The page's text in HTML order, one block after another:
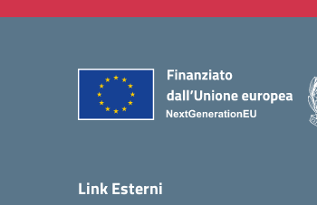
Link Esterni